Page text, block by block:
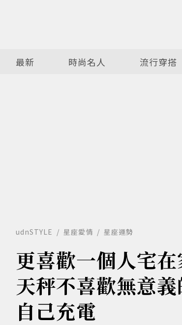
最新 時尚名人 流行穿搭
udnSTYLE 星座愛情 星座運勢
更喜歡一個人宅
天秤不喜歡無意
自己充電